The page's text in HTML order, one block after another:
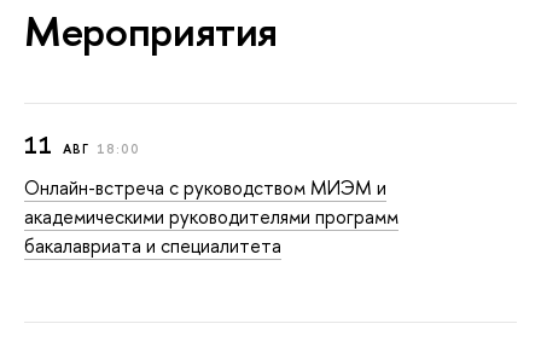
Мероприятия
11АВГ 18:00
Онлайн-встреча с руководством МИЭМ и
академическими руководителями программ
бакалавриата и специалитета